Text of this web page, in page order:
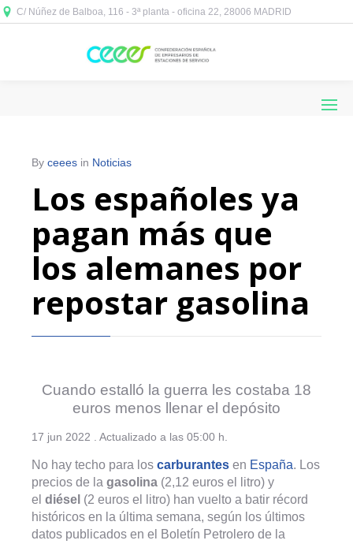
C/ Núñez de Balboa, 116 - 3ª planta - oficina 22, 28006 MADRID
By ceees in Noticias
Los españoles ya
pagan más que
los alemanes por
repostar gasolina
Cuando estalló la guerra les costaba 18
euros menos llenar el depósito
17 jun 2022 . Actualizado a las 05:00 h.
No hay techo para los carburantes en España. Los
precios de la gasolina (2,12 euros el litro) y
el diésel (2 euros el litro) han vuelto a batir récord
históricos en la última semana, según los últimos
datos publicados en el Boletín Petrolero de la